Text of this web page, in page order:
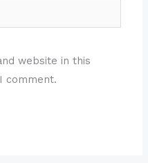
website in this
comment.